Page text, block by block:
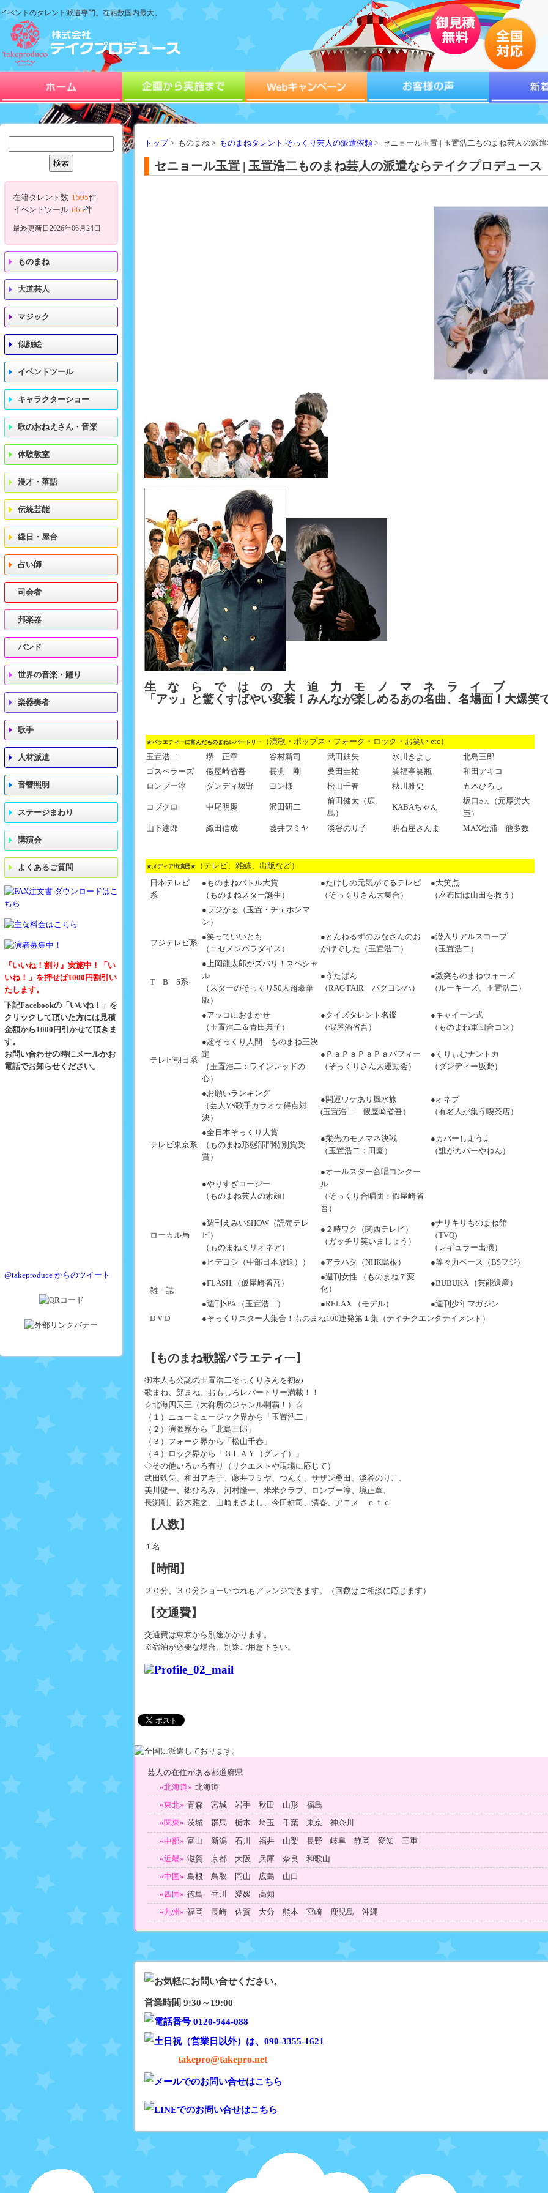
イベントのタレント派遣専門。在籍数国内最大。
トップ> ものまね > ものまねタレント そっくり芸人の派遣依頼 > セニョール玉置 | 玉置浩二ものまね芸人の派
セニョール玉置 | 玉置浩二ものまね芸人の派遣ならテイクプロデュース
生 な ら で は の 大 迫 力 モ ノ マ ネ ラ イ ブ
「アッ」と驚くすばやい変装！みんなが楽しめるあの名曲、名場面！大爆笑
★バラエティーに富んだものまねレパートリー （演歌・ポップス・フォーク・ロック・お笑い etc）
玉置浩二 堺 正章 谷村新司 武田鉄矢 氷川きよし
北島三郎
ゴスペラーズ
假屋崎省吾 長渕 剛 桑田圭祐 笑福亭笑瓶
和田アキコ
ロンブー淳
ダンディ坂野 ヨン様 松山千春 秋川雅史 五木ひろし
コブクロ 中尾明慶 沢田研二
前田健太（広
島）
KABAちゃん
坂口 さん
（元厚労大
臣）
山下達郎
織田信成 藤井フミヤ 淡谷のり子 明石屋さんま MAX松浦 他多数
★メディア出演歴★
（テレビ、雑誌、出版など）
日本テレビ
系
●ものまねバトル大賞
（ものまねスター誕生）
●たけしの元気がでるテレビ
（そっくりさん大集合）
●大笑点
（座布団は山田を救う）
●ラジかる（玉置・チェホンマ
ン）
フジテレビ系
●笑っていいとも
（ニセメンパラダイス）
●とんねるずのみなさんのお
かげでした（玉置浩二）
●潜入リアルスコープ
（玉置浩二）
T B S系
●上岡龍太郎がズバリ！スペシャ
ル
（スターのそっくり50人超豪華
版）
●うたばん
（RAG FAIR パクヨンハ）
●激突ものまねウォーズ
（ルーキーズ、玉置浩二）
●アッコにおまかせ
（玉置浩二＆青田典子）
●クイズタレント名鑑
（假屋酒省吾）
●キャイーン式
（ものまね軍団合コン）
テレビ朝日系
●超そっくり人間 ものまね王決
定
（玉置浩二：ワインレッドの
心）
●ＰａＰａＰａＰａパフィー
（そっくりさん大運動会）
●くりぃむナントカ
（ダンディー坂野）
●お願いランキング
（芸人VS歌手カラオケ得点対
決）
●開運ワケあり風水旅
(玉置浩二 假屋崎省吾）
●オネプ
（有名人が集う喫茶店）
テレビ東京系
●全日本そっくり大賞
（ものまね形態部門特別賞受
賞）
●栄光のモノマネ決戦
（玉置浩二：田園）
●カバーしようよ
（誰がカバーやねん）
●やりすぎコージー
（ものまね芸人の素顔）
●オールスター合唱コンクー
ル
（そっくり合唱団：假屋崎省
吾）
ローカル局
●週刊えみいSHOW（読売テレ
ビ）
（ものまねミリオネア）
●２時ワク（関西テレビ）
（ガッチリ笑いましょう）
●ナリキリものまね館
（TVQ)
（レギュラー出演）
●ヒデヨシ（中部日本放送））
●アラハタ（NHK島根） ●等々力ベース（BSフジ）
雑 誌
●FLASH （仮屋崎省吾）
●週刊女性 （ものまね７変
化）
●BUBUKA （芸能遺産）
●週刊SPA （玉置浩二） ●RELAX （モデル）
●週刊少年マガジン
D V D
●そっくりスター大集合！ものまね100連発第１集（テイチクエンタテイメント）
【ものまね歌謡バラエティー】
御本人も公認の玉置浩二そっくりさんを初め
歌まね、顔まね、おもしろレパートリー満載！！
☆北海四天王（大御所のジャンル制覇！）☆
（１）ニューミュージック界から「玉置浩二」
（２）演歌界から「北島三郎」
（３）フォーク界から「松山千春」
（４）ロック界から「ＧＬＡＹ（グレイ）」
◇その他いろいろ有り（リクエストや現場に応じて）
武田鉄矢、和田アキ子、藤井フミヤ、つんく、サザン桑田、淡谷のりこ、
美川健一、郷ひろみ、河村隆一、米米クラブ、ロンブー淳、境正章、
長渕剛、鈴木雅之、山崎まさよし、今田耕司、清春、アニメ ｅｔｃ
【人数】
１名
【時間】
２０分、３０分ショーいづれもアレンジできます。（回数はご相談に応じます）
【交通費】
交通費は東京から別途かかります。
※宿泊が必要な場合、別途ご用意下さい。
芸人の在住がある都道府県
«北海道» 北海道
«東北» 青森 宮城 岩手 秋田 山形 福島
«関東» 茨城 群馬 栃木 埼玉 千葉 東京 神奈川
«中部» 富山 新潟 石川 福井 山梨 長野 岐阜 静岡 愛知 三重
«近畿» 滋賀 京都 大阪 兵庫 奈良 和歌山
«中国» 島根 鳥取 岡山 広島 山口
«四国» 徳島 香川 愛媛 高知
«九州» 福岡 長崎 佐賀 大分 熊本 宮崎 鹿児島 沖縄
営業時間 9:30～19:00
takepro@takepro.net
在籍タレント数 1505件
イベントツール 665件
最終更新日2026年06月24日
ものまね
大道芸人
マジック
似顔絵
イベントツール
キャラクターショー
歌のおねえさん・音楽
体験教室
漫才・落語
伝統芸能
縁日・屋台
占い師
司会者
邦楽器
バンド
世界の音楽・踊り
楽器奏者
歌手
人材派遣
音響照明
ステージまわり
講演会
よくあるご質問
『いいね！割り』実施中！「い
いね！」を押せば1000円割引い
たします。
下記Facebookの「いいね！」を
クリックして頂いた方には見積
金額から1000円引かせて頂きま
す。
お問い合わせの時にメールかお
電話でお知らせください。
@takeproduce からのツイート